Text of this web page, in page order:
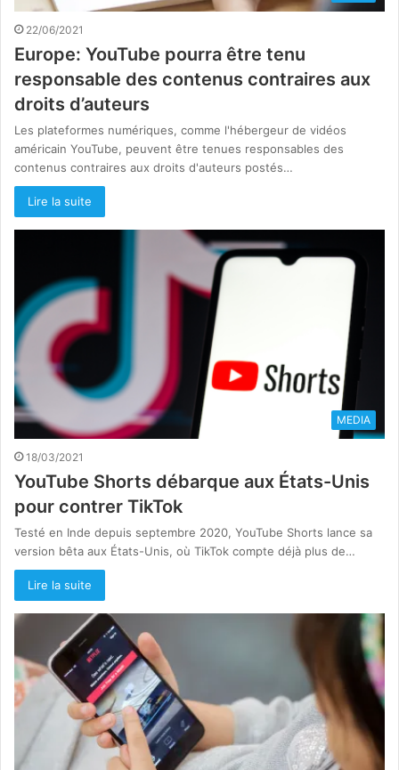
22/06/2021
Europe: YouTube pourra être tenu
responsable des contenus contraires aux
droits d’auteurs
Les plateformes numériques, comme l'hébergeur de vidéos
américain YouTube, peuvent être tenues responsables des
contenus contraires aux droits d'auteurs postés…
Lire la suite
MEDIA
18/03/2021
YouTube Shorts débarque aux États-Unis
pour contrer TikTok
Testé en Inde depuis septembre 2020, YouTube Shorts lance sa
version bêta aux États-Unis, où TikTok compte déjà plus de…
Lire la suite